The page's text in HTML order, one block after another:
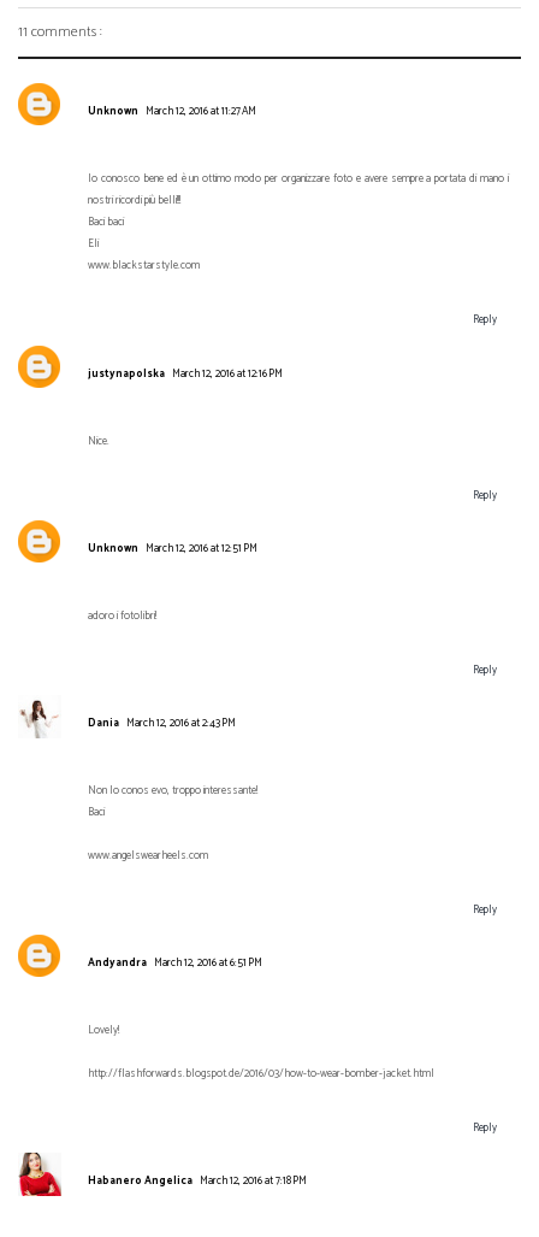
11 comments :
Unknown March 12, 2016 at 11:27 AM
lo conosco bene ed è un ottimo modo per organizzare foto e avere sempre a portata di mano i
nostri ricordi più belli!!!
Baci baci
Eli
www.blackstarstyle.com
Reply
justynapolska March 12, 2016 at 12:16 PM
Nice.
Reply
Unknown March 12, 2016 at 12:51 PM
adoro i fotolibri!
Reply
Dania March 12, 2016 at 2:43 PM
Non lo conos evo, troppo interessante!
Baci
www.angelswearheels.com
Reply
Andyandra March 12, 2016 at 6:51 PM
Lovely!
http://flashforwards.blogspot.de/2016/03/how-to-wear-bomber-jacket.html
Reply
Habanero Angelica March 12, 2016 at 7:18 PM